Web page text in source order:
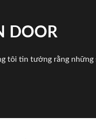
DOOR
tôi tin tưởng rằng những